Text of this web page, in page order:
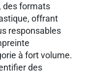
des formats
offrant
responsables
à fort volume.
des